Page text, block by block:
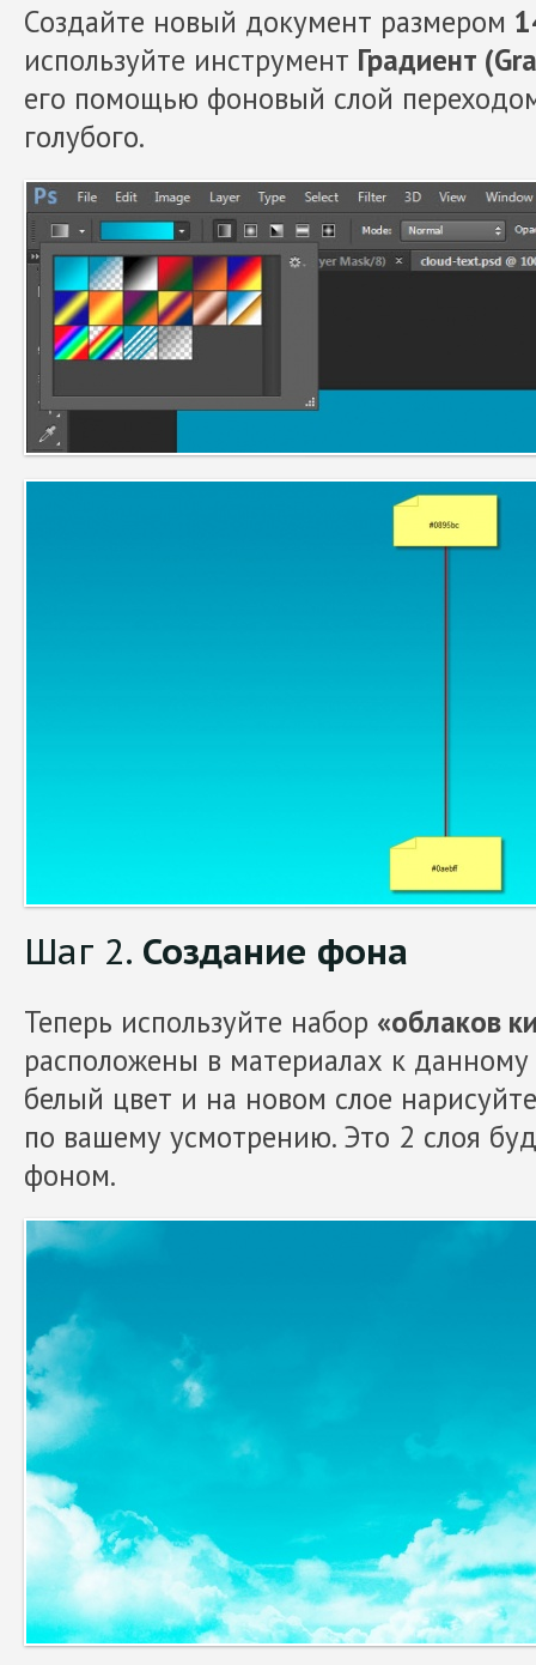
Создайте новый документ размером
используйте инструмент Градиент
его помощью фоновый слой
голубого.
Шаг 2. Создание фона
Теперь используйте набор «облаков
расположены в материалах к данному
белый цвет и на новом слое
по вашему усмотрению. Это 2 слоя
фоном.